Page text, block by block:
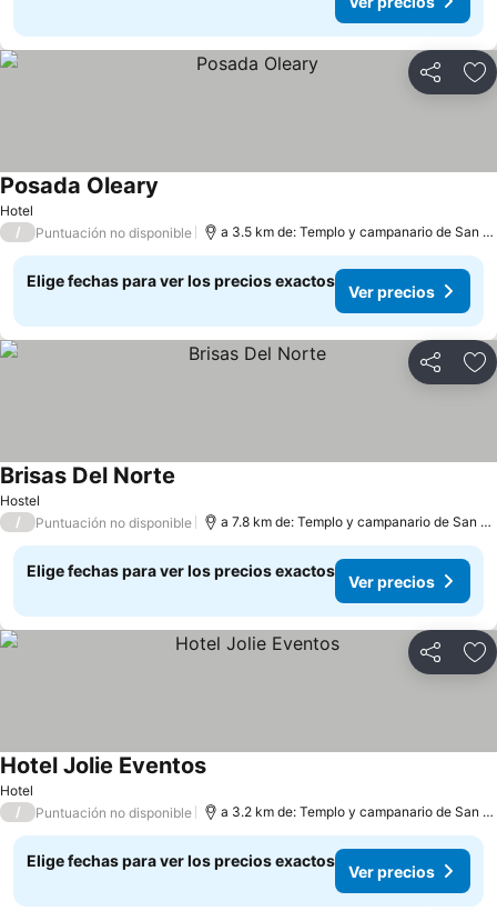
Compartir
Hotel
Posada Oleary
/ Puntuación no disponible a 3.5 km de: Templo y campanario de San Francisco de Asís
Elige fechas para ver los precios exactos
Ver precios
Compartir
Hostel
Brisas Del Norte
/ Puntuación no disponible a 7.8 km de: Templo y campanario de San Francisco de Asís
Elige fechas para ver los precios exactos
Ver precios
Compartir
Hotel
Hotel Jolie Eventos
/ Puntuación no disponible a 3.2 km de: Templo y campanario de San Francisco de Asís
Elige fechas para ver los precios exactos
Ver precios